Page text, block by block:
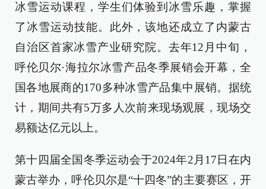
冰雪运动课程，学生们体验到冰雪乐趣，掌握
了冰雪运动技能。此外，该地还成立了内蒙古
自治区首家冰雪产业研究院。去年12月中旬，
呼伦贝尔·海拉尔冰雪产品冬季展销会开幕，全
国各地展商的170多种冰雪产品集中展销。据统
计，期间共有5万多人次前来现场观展，现场交
易额达亿元以上。
第十四届全国冬季运动会于2024年2月17日在内
蒙古举办，呼伦贝尔是“十四冬”的主要赛区，开